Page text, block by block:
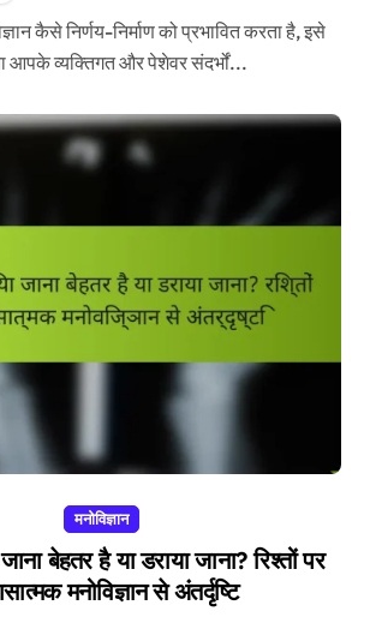
आपके व्यक्तिगत और पेशेवर संदर्भों...
मनोविज्ञान
बेहतर है या डराया जाना? रिश्तों पर
मनोविज्ञान से अंतर्दृष्टि